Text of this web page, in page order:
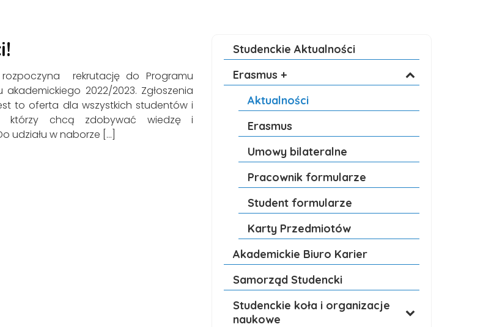
rozpoczyna rekrutację do Programu
2022/2023. Zgłoszenia
to oferta dla wszystkich studentów i
którzy chcą zdobywać wiedzę i
udziału w naborze […]
Studenckie Aktualności
Erasmus +
Aktualności
Erasmus
Umowy bilateralne
Pracownik formularze
Student formularze
Karty Przedmiotów
Akademickie Biuro Karier
Samorząd Studencki
Studenckie koła i organizacje
naukowe